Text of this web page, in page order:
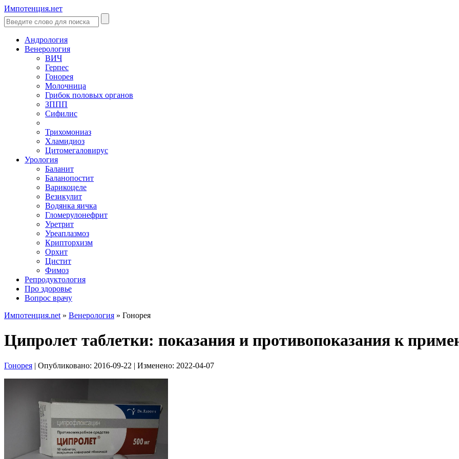
Импотенция.нет
Андрология
Венерология
ВИЧ
Герпес
Гонорея
Молочница
Грибок половых органов
ЗППП
Сифилис
Трихомониаз
Хламидиоз
Цитомегаловирус
Урология
Баланит
Баланопостит
Варикоцеле
Везикулит
Водянка яичка
Гломерулонефрит
Уретрит
Уреаплазмоз
Крипторхизм
Орхит
Цистит
Фимоз
Репродуктология
Про здоровье
Вопрос врачу
Импотенция.net » Венерология » Гонорея
Ципролет таблетки: показания и противопоказания к
Гонорея | Опубликовано: 2016-09-22 | Изменено: 2022-04-07